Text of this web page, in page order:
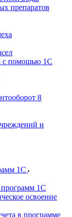
препаратов
с помощью 1С
8
и
1С
программ 1С
освоение
в программе